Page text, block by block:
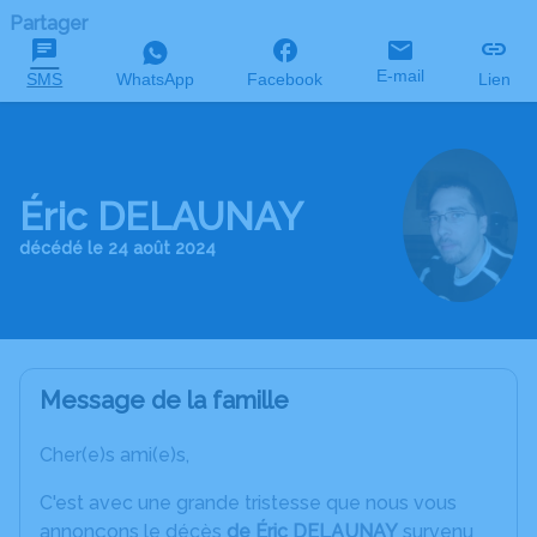
Partager
SMS WhatsApp Facebook E-mail Lien
Éric DELAUNAY
décédé le 24 août 2024
Message de la famille
Cher(e)s ami(e)s,
C'est avec une grande tristesse que nous vous
annonçons le décès de Éric DELAUNAY survenu